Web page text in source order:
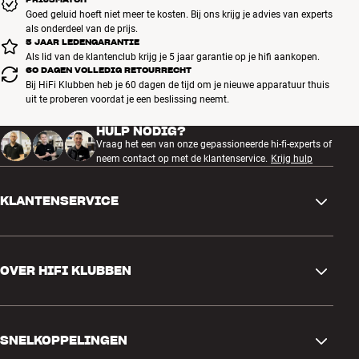
Goed geluid hoeft niet meer te kosten. Bij ons krijg je advies van experts
als onderdeel van de prijs.
5 JAAR LEDENGARANTIE
Als lid van de klantenclub krijg je 5 jaar garantie op je hifi aankopen.
60 DAGEN VOLLEDIG RETOURRECHT
Bij HiFi Klubben heb je 60 dagen de tijd om je nieuwe apparatuur thuis
uit te proberen voordat je een beslissing neemt.
HULP NODIG?
Vraag het een van onze gepassioneerde hi-fi-experts of
neem contact op met de klantenservice. Krijg hulp
KLANTENSERVICE
Ruilen en retourneren
Bestelling herroepen
OVER HIFI KLUBBEN
SNELKOPPELINGEN